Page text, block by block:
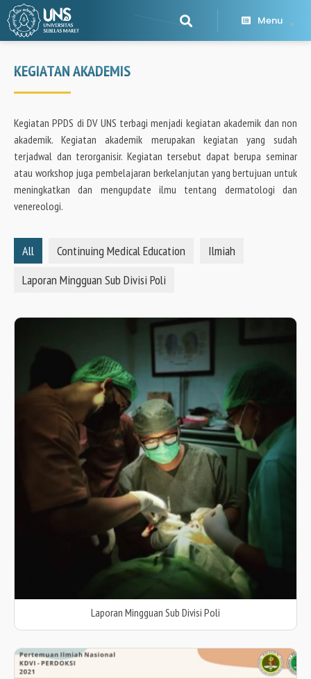
Menu
KEGIATAN AKADEMIS
Kegiatan PPDS di DV UNS terbagi menjadi kegiatan akademik dan non
akademik. Kegiatan akademik merupakan kegiatan yang sudah
terjadwal dan terorganisir. Kegiatan tersebut dapat berupa seminar
atau workshop juga pembelajaran berkelanjutan yang bertujuan untuk
meningkatkan dan mengupdate ilmu tentang dermatologi dan
venereologi.
All Continuing Medical Education
Ilmiah
Laporan Mingguan Sub Divisi Poli
Laporan Mingguan Sub Divisi Poli